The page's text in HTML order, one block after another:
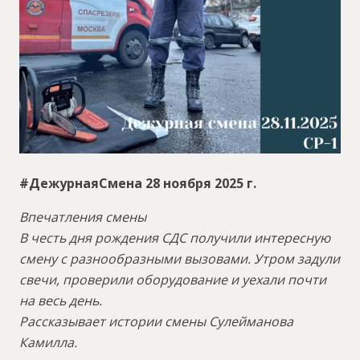
#ДежурнаяСмена 28 ноября 2025 г.
Впечатления смены
В честь дня рождения СДС получили интересную
смену с разнообразными вызовами. Утром задули
свечи, проверили оборудование и уехали почти
на весь день.
Рассказывает истории смены Сулейманова
Камилла.